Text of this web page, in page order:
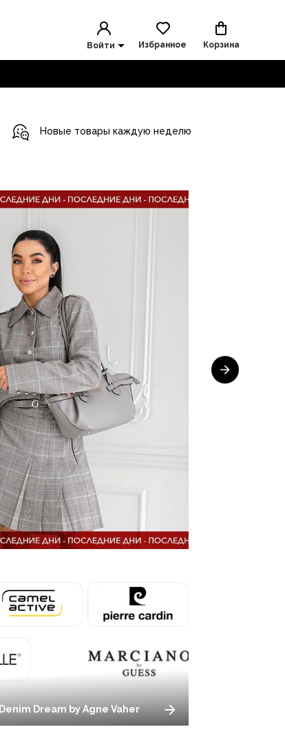
Войти Избранное Корзина
Новые товары каждую неделю
Denim Dream by Agne Vaher